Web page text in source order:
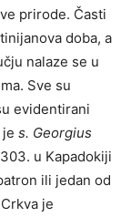
prirode. Časti
doba, a
nalaze se u
Sve su
evidentirani
s. Georgius
u Kapadokiji
ili jedan od
je